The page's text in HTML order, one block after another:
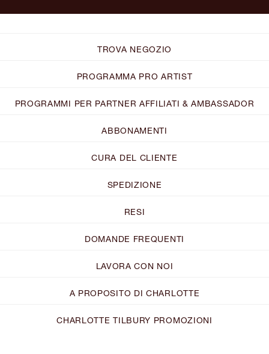
TROVA NEGOZIO
PROGRAMMA PRO ARTIST
PROGRAMMI PER PARTNER AFFILIATI & AMBASSADOR
ABBONAMENTI
CURA DEL CLIENTE
SPEDIZIONE
RESI
DOMANDE FREQUENTI
LAVORA CON NOI
A PROPOSITO DI CHARLOTTE
CHARLOTTE TILBURY PROMOZIONI